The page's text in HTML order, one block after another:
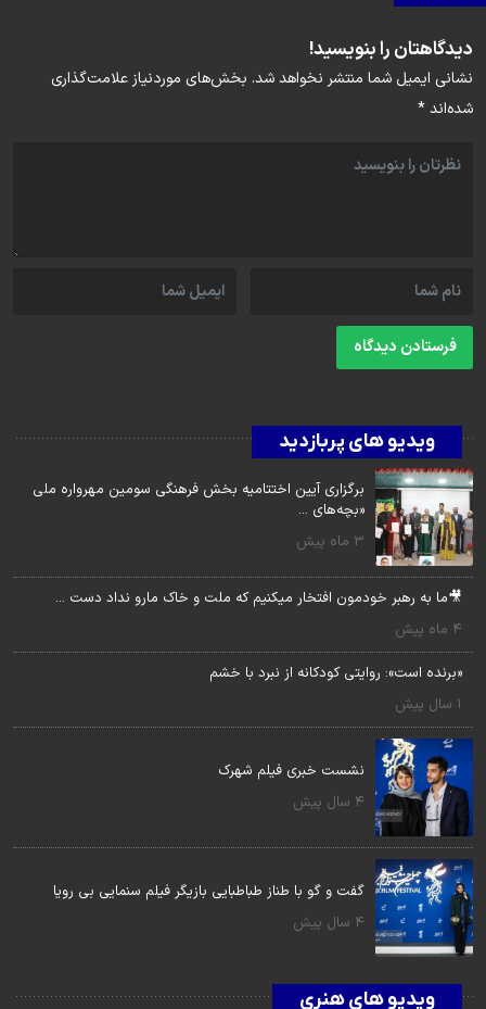
دیدگاهتان را بنویسید!
نشانی ایمیل شما منتشر نخواهد شد. بخش‌های موردنیاز علامت‌گذاری
شده‌اند*
ویدیو های پربازدید
برگزاری آیین اختتامیه بخش فرهنگی سومین مهرواره ملی
«بچه‌های ...
3 ماه پیش
🎥ما به رهبر خودمون افتخار میکنیم که ملت و خاک مارو نداد دست ...
4 ماه پیش
«برنده است»: روایتی کودکانه از نبرد با خشم
1 سال پیش
نشست خبری فیلم شهرک
4 سال پیش
گفت و گو با طناز طباطبایی بازیگر فیلم سنمایی بی رویا
4 سال پیش
ویدیو های هنری